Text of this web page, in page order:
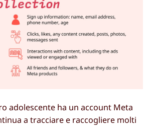
adolescente ha un account Meta
a tracciare e raccogliere molti